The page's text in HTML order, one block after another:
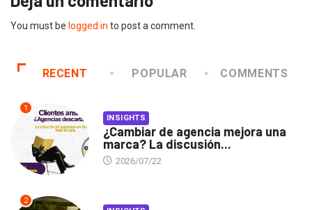
You must be logged in to post a comment.
RECENT POPULAR COMMENTS
1
INSIGHTS
¿Cambiar de agencia mejora una
marca? La discusión...
2026/07/22
2